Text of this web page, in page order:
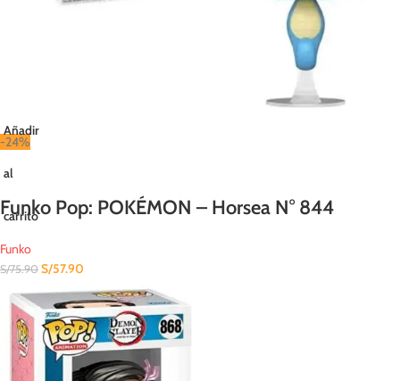
-24%
Añadir
al
carrito
Funko Pop: POKÉMON – Horsea N° 844
Funko
S/75.90 S/57.90